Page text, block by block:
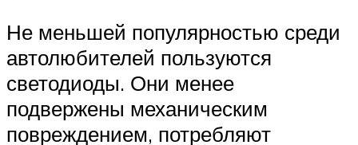
Не меньшей популярностью среди
автолюбителей пользуются
светодиоды. Они менее
подвержены механическим
повреждением, потребляют